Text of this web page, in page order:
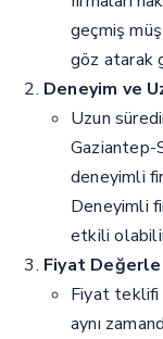
geçmiş
göz atarak
Deneyim ve
Uzun
Gaziantep-
deneyimli
Deneyimli
etkili
Fiyat
Fiyat teklifi
aynı